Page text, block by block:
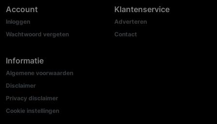
Account
Inloggen
Wachtwoord vergeten
Informatie
Algemene voorwaarden
Disclaimer
Privacy disclaimer
Cookie instellingen
Klantenservice
Adverteren
Contact